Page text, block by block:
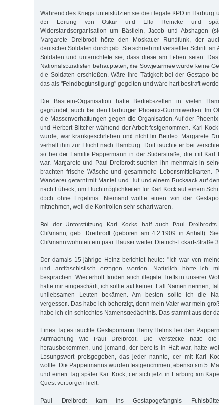
Während des Kriegs unterstützten sie die illegale KPD in Harburg
der Leitung von Oskar und Ella Reincke und
Widerstandsorganisation um Bästlein, Jacob und Abshagen
Margarete Drei­brodt hörte den Moskauer Rundfunk, der
deutscher Soldaten durchgab. Sie schrieb mit verstellter Schrift an
Soldaten und unterrichtete sie, dass diese am Leben seien.
Nationalsozialisten behaupteten, die Sowjetarmee würde keine
die Soldaten erschießen. Wäre ihre Tätigkeit bei der Gestapo
das als "Feindbegünstigung" gegolten und wäre hart bestraft
Die Bästlein-Organisation hatte Bertiebszellen in vielen
gegründet, auch bei den Harburger Phoenix-Gummiwerken. Im
die Massenverhaftungen gegen die Organisation. Auf der
und Herbert Bittcher während der Arbeit festgenommen. Karl
wurde, war krankgeschrieben und nicht im Betrieb. Margarete
verhalf ihm zur Flucht nach Hamburg. Dort tauchte er bei
so bei der Familie Pappermann in der Süder­straße, die mit Karl
war. Margarete und Paul Dreibrodt suchten ihn mehrmals in
brachten frische Wäsche und gesammelte Lebensmittelkarten.
Wanderer getarnt mit Mantel und Hut und einem Rucksack auf
nach Lübeck, um Fluchtmöglichkeiten für Karl Kock auf einem
doch ohne Ergebnis. Niemand wollte einen von der
mitnehmen, weil die Kontrollen sehr scharf waren.
Bei der Unterstützung Karl Kocks half auch Paul Dreibrodts
Glißmann, geb. Dreibrodt (geboren am 4.2.1909 in Anhalt).
Glißmann wohnten ein paar Häuser weiter, Dietrich-Eckart-Straße
Der damals 15-jährige Heinz berichtet heute: "Ich war von
und antifaschistisch erzogen worden. Natürlich hörte ich
besprachen. Wiederholt fanden auch illegale Treffs in unserer
hatte mir eingeschärft, ich sollte auf keinen Fall Namen nennen,
unliebsamen Leuten bekämen. Am besten sollte ich die
vergessen. Das habe ich beherzigt, denn mein Vater war mein
habe ich ein schlechtes Namensgedächtnis. Das stammt aus der
Eines Tages tauchte Gestapomann Henry Helms bei den
Aufmachung wie Paul Dreibrodt. Die Verstecke hatte die
herausbekommen, und jemand, der bereits in Haft war, hatte
Losungswort preisgegeben, das jeder nannte, der mit Karl
wollte. Die Pappermanns wurden festgenommen, ebenso am 5.
und einen Tag später Karl Kock, der sich jetzt in Harburg am
Quest verborgen hielt.
Paul Dreibrodt kam ins Gestapogefängnis